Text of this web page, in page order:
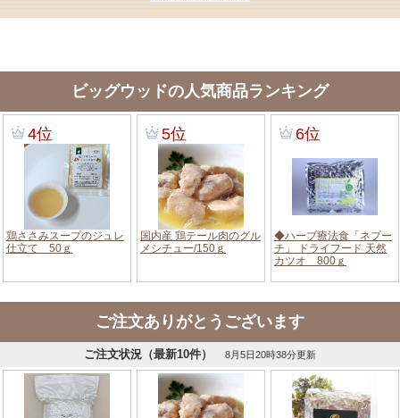
ビッグウッドの人気商品ランキング
ご注文ありがとうございます